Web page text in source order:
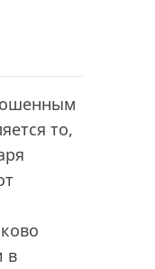
то,
в